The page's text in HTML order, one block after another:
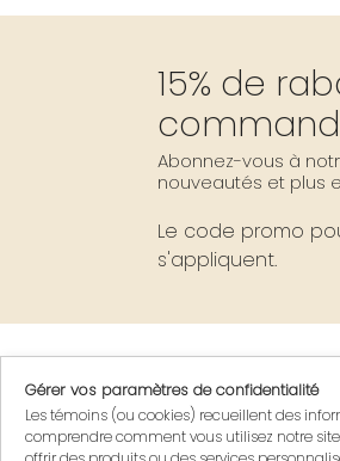
15% de
Abonnez-vous à
nouveautés et plus
Le code promo
s'appliquent.
Se
Gérer vos paramètres de confidentialité
Les témoins (ou cookies) recueillent des
comprendre comment vous utilisez notre